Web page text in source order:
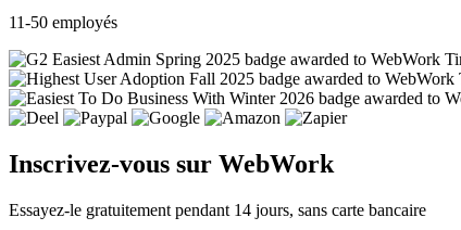
11-50 employés
Inscrivez-vous sur WebWork
Essayez-le gratuitement pendant 14 jours, sans carte bancaire